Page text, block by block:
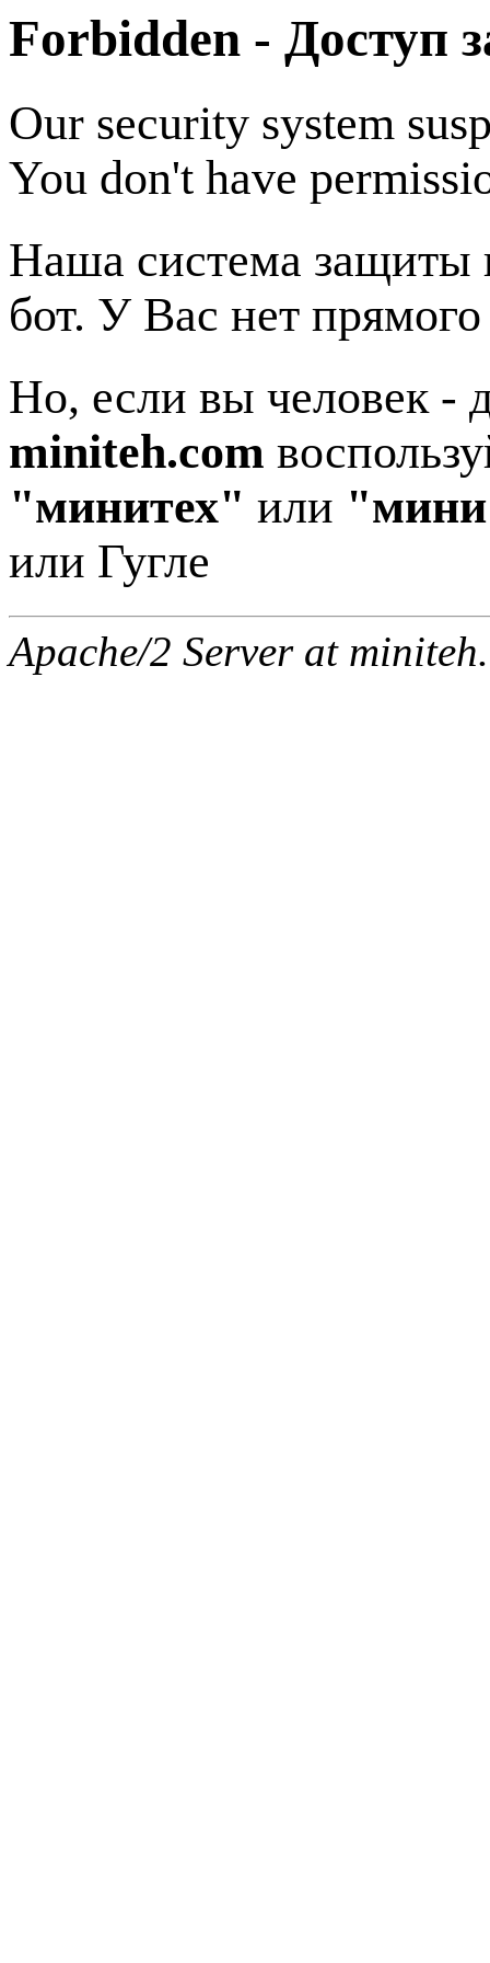
Forbidden - Доступ
Our security system
You don't have
Наша система защиты
бот. У Вас нет
Но, если вы человек -
miniteh.com
"минитех" или "мини
или Гугле
Apache/2 Server at